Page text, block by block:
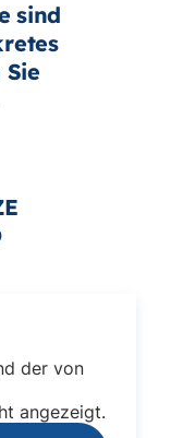
sind
der von
angezeigt.